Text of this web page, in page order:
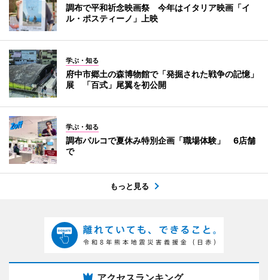
調布で平和祈念映画祭 今年はイタリア映画「イ
ル・ポスティーノ」上映
学ぶ・知る
府中市郷土の森博物館で「発掘された戦争の記憶」
展 「百式」尾翼を初公開
学ぶ・知る
調布パルコで夏休み特別企画「職場体験」 6店舗
で
もっと見る
アクセスランキング